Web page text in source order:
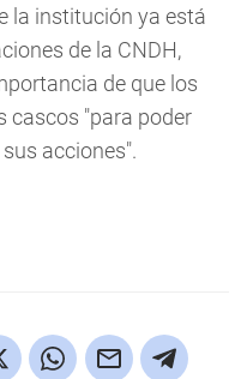
la institución ya está
de la CNDH,
de que los
cascos "para poder
acciones".